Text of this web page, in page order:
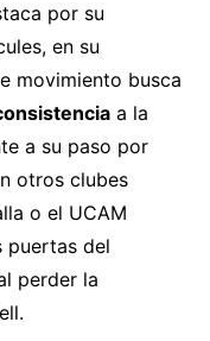
por su
en su
movimiento busca
a la
a su paso por
otros clubes
o el UCAM
puertas del
perder la